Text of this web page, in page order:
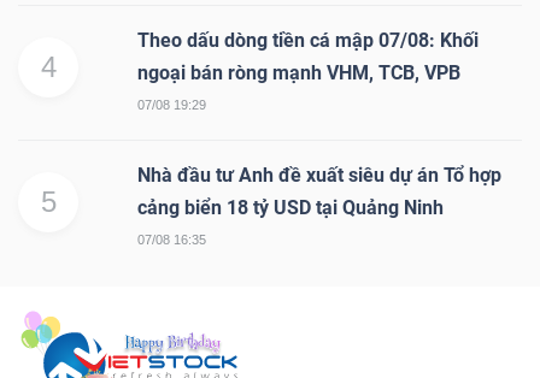
4
Theo dấu dòng tiền cá mập 07/08: Khối
ngoại bán ròng mạnh VHM, TCB, VPB
07/08 19:29
5
Nhà đầu tư Anh đề xuất siêu dự án Tổ hợp
cảng biển 18 tỷ USD tại Quảng Ninh
07/08 16:35